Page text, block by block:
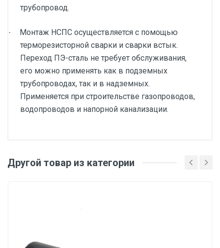
трубопровод.
·
Монтаж НСПС осуществляется с помощью
терморезисторной сварки и сварки встык.
Переход ПЭ-сталь не требует обслуживания,
его можно применять как в подземных
трубопроводах, так и в надземных.
Применяется при строительстве газопроводов,
водопроводов и напорной канализации.
Другой товар из категории